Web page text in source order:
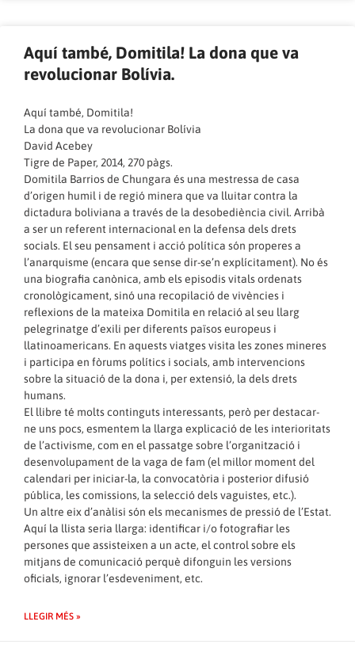
Aquí també, Domitila! La dona que va
revolucionar Bolívia.
Aquí també, Domitila!
La dona que va revolucionar Bolívia
David Acebey
Tigre de Paper, 2014, 270 pàgs.
Domitila Barrios de Chungara és una mestressa de casa
d’origen humil i de regió minera que va lluitar contra la
dictadura boliviana a través de la desobediència civil. Arribà
a ser un referent internacional en la defensa dels drets
socials. El seu pensament i acció política són properes a
l’anarquisme (encara que sense dir-se’n explícitament). No és
una biografia canònica, amb els episodis vitals ordenats
cronològicament, sinó una recopilació de vivències i
reflexions de la mateixa Domitila en relació al seu llarg
pelegrinatge d’exili per diferents països europeus i
llatinoamericans. En aquests viatges visita les zones mineres
i participa en fòrums polítics i socials, amb intervencions
sobre la situació de la dona i, per extensió, la dels drets
humans.
El llibre té molts continguts interessants, però per destacar-
ne uns pocs, esmentem la llarga explicació de les interioritats
de l’activisme, com en el passatge sobre l’organització i
desenvolupament de la vaga de fam (el millor moment del
calendari per iniciar-la, la convocatòria i posterior difusió
pública, les comissions, la selecció dels vaguistes, etc.).
Un altre eix d’anàlisi són els mecanismes de pressió de l’Estat.
Aquí la llista seria llarga: identificar i/o fotografiar les
persones que assisteixen a un acte, el control sobre els
mitjans de comunicació perquè difonguin les versions
oficials, ignorar l’esdeveniment, etc.
LLEGIR MÉS »